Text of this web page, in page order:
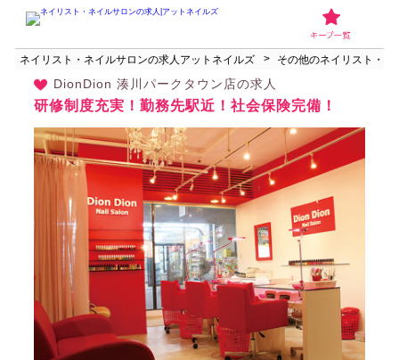
ネイリスト・ネイルサロンの求人アットネイルズ その他のネイリスト・ネ
DionDion 湊川パークタウン店の求人
研修制度充実！勤務先駅近！社会保険完備！